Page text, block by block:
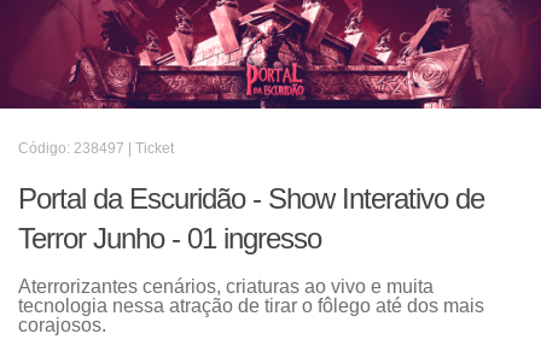
Código: 238497 | Ticket
Portal da Escuridão - Show Interativo de
Terror Junho - 01 ingresso
Aterrorizantes cenários, criaturas ao vivo e muita
tecnologia nessa atração de tirar o fôlego até dos mais
corajosos.